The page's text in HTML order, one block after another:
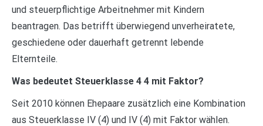
und steuerpflichtige Arbeitnehmer mit Kindern
beantragen. Das betrifft überwiegend unverheiratete,
geschiedene oder dauerhaft getrennt lebende
Elternteile.
Was bedeutet Steuerklasse 4 4 mit Faktor?
Seit 2010 können Ehepaare zusätzlich eine Kombination
aus Steuerklasse IV (4) und IV (4) mit Faktor wählen.